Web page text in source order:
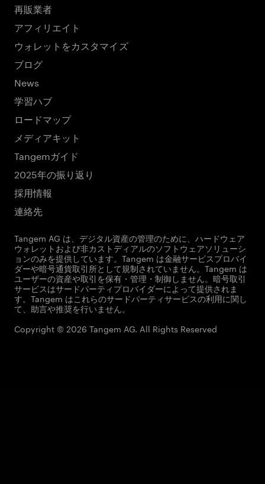
再販業者
アフィリエイト
ウォレットをカスタマイズ
ブログ
News
学習ハブ
ロードマップ
メディアキット
Tangemガイド
2025年の振り返り
採用情報
連絡先
Tangem AG は、デジタル資産の管理のために、ハードウェア
ウォレットおよび非カストディアルのソフトウェアソリューシ
ョンのみを提供しています。Tangem は金融サービスプロバイ
ダーや暗号通貨取引所として規制されていません。Tangem は
ユーザーの資産や取引を保有・管理・制御しません。暗号取引
サービスはサードパーティプロバイダーによって提供されま
す。Tangem はこれらのサードパーティサービスの利用に関し
て、助言や推奨を行いません。